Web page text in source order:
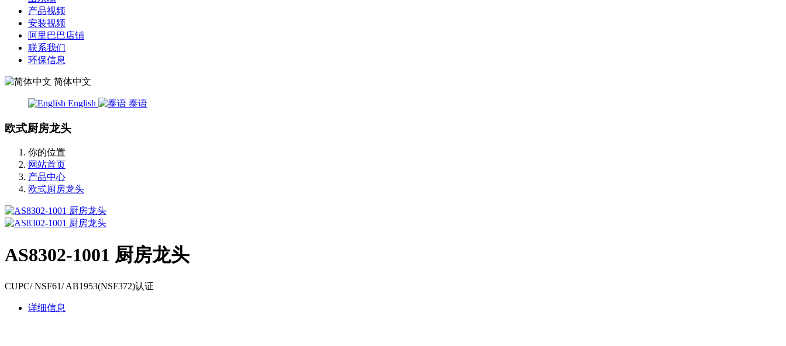
产品视频
安装视频
阿里巴巴店铺
联系我们
环保信息
简体中文
English 泰语
欧式厨房龙头
你的位置
网站首页
产品中心
欧式厨房龙头
AS8302-1001 厨房龙头
CUPC/ NSF61/ AB1953(NSF372)认证
详细信息